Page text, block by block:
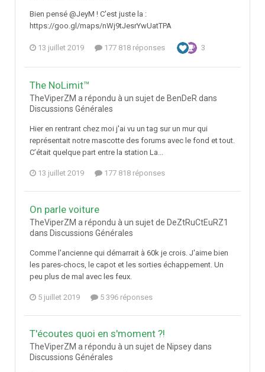
Bien pensé @JeyM ! C'est juste la :
https://goo.gl/maps/nWj9tJesrYwUatTPA
13 juillet 2019 177 818 réponses 3
The NoLimit™
TheViperZM a répondu à un sujet de BenDeR dans
Discussions Générales
Hier en rentrant chez moi j'ai vu un tag sur un mur qui
représentait notre mascotte des forums avec le fond et tout.
C’était quelque part entre la station La...
13 juillet 2019 177 818 réponses
On parle voiture
TheViperZM a répondu à un sujet de DeZtRuCtEuRZ1
dans Discussions Générales
Comme l'ancienne qui démarrait à 60k je crois. J'aime bien
les pares-chocs, le capot et les sorties échappement. Un
peu plus de mal avec les feux.
5 juillet 2019 5 396 réponses
T'écoutes quoi en s'moment ?!
TheViperZM a répondu à un sujet de Nipsey dans
Discussions Générales